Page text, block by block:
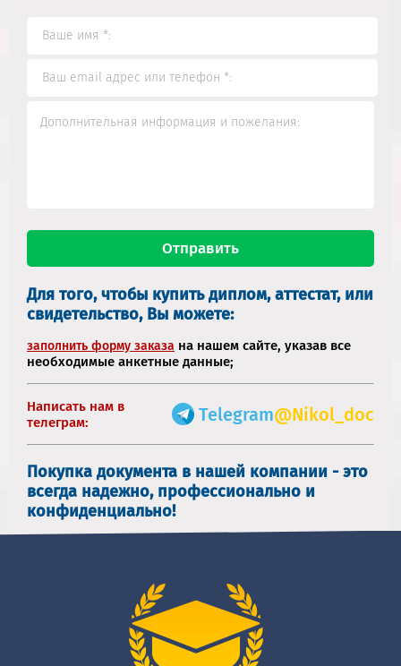
Для того, чтобы купить диплом, аттестат, или
свидетельство, Вы можете:
заполнить форму заказа на нашем сайте, указав все
необходимые анкетные данные;
Написать нам в
телеграм:
Telegram@Nikol_doc
Покупка документа в нашей компании - это
всегда надежно, профессионально и
конфиденциально!